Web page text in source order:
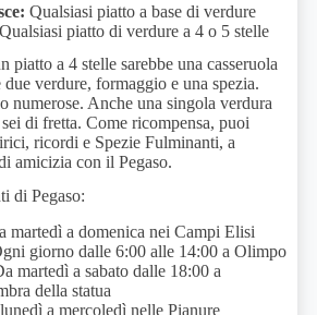
Qualsiasi piatto a base di verdure
Qualsiasi piatto di verdure a 4 o 5 stelle
piatto a 4 stelle sarebbe una casseruola
verdure, formaggio e una spezia.
numerose. Anche una singola verdura
di fretta. Come ricompensa, puoi
ricordi e Spezie Fulminanti, a
amicizia con il Pegaso.
di Pegaso:
martedì a domenica nei Campi Elisi
giorno dalle 6:00 alle 14:00 a Olimpo
martedì a sabato dalle 18:00 a
della statua
a mercoledì nelle Pianure